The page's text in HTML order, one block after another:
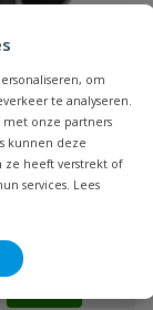
om
te analyseren.
met onze partners
kunnen deze
ze heeft verstrekt of
services. Lees